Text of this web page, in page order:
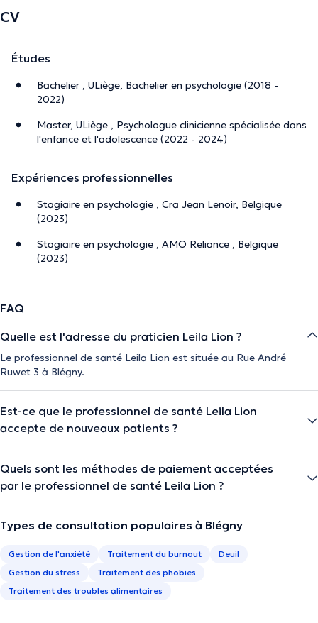
CV
Études
Bachelier , ULiège, Bachelier en psychologie (2018 -
2022)
Master, ULiège , Psychologue clinicienne spécialisée dans
l'enfance et l'adolescence (2022 - 2024)
Expériences professionnelles
Stagiaire en psychologie , Cra Jean Lenoir, Belgique
(2023)
Stagiaire en psychologie , AMO Reliance , Belgique
(2023)
FAQ
Quelle est l'adresse du praticien Leila Lion ?
Le professionnel de santé Leila Lion est située au Rue André
Ruwet 3 à Blégny.
Est-ce que le professionnel de santé Leila Lion
accepte de nouveaux patients ?
Quels sont les méthodes de paiement acceptées
par le professionnel de santé Leila Lion ?
Types de consultation populaires à Blégny
Gestion de l'anxiété Traitement du burnout
Deuil
Gestion du stress
Traitement des phobies
Traitement des troubles alimentaires